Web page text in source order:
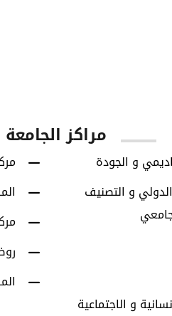
مراكز الجامعة
و الجودة
و التصنيف
و الاجتماعية